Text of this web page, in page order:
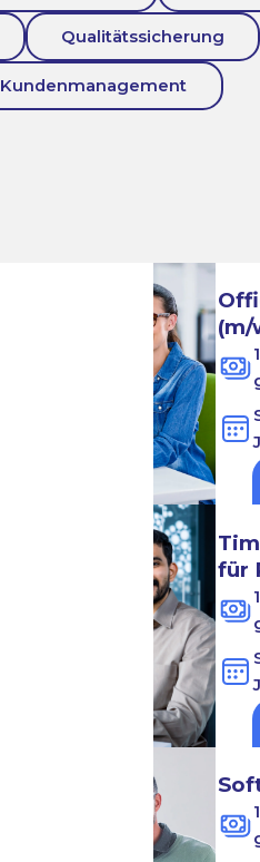
Qualitätssicherung
Kundenmanagement
(m/
für